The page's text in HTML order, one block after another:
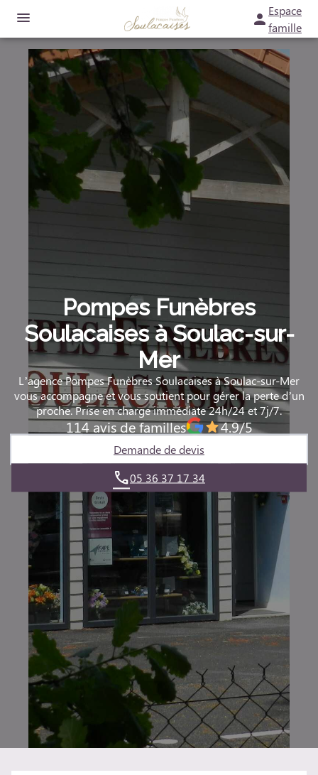
Espace
famille
NOS SERVICES
ORGANISER DES OBSÈQUES
PRÉVOIR SES OBSÈQUES
MONUMENTS FUNÉRAIRES
SERVICES AUX FAMILLES
NOTRE AGENCE
NOTRE CHAMBRE FUNERAIRE
ESPACES HOMMAGES
Pompes Funèbres
Soulacaises à Soulac-sur-
Mer
L’agence Pompes Funèbres Soulacaises à Soulac-sur-Mer
vous accompagne et vous soutient pour gérer la perte d’un
proche. Prise en charge immédiate 24h/24 et 7j/7.
114 avis de familles 4.9/5
Demande de devis
05 36 37 17 34